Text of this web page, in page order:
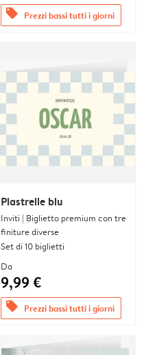
offers Prezzi bassi tutti i giorni
Piastrelle blu
Inviti | Biglietto premium con tre
finiture diverse
Set di 10 biglietti
Da
9,99 €
offers Prezzi bassi tutti i giorni